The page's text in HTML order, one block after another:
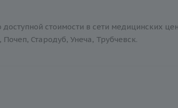
стоимости в сети медицинских
Стародуб, Унеча, Трубчевск.